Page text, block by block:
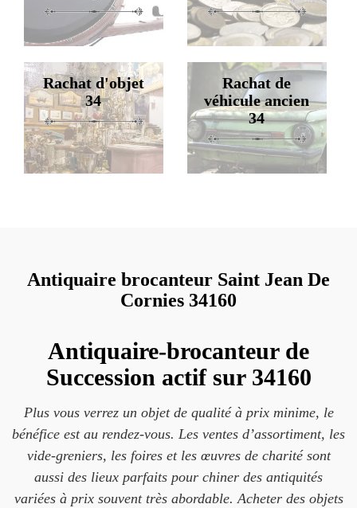
Rachat d'objet
34
Rachat de
véhicule ancien
34
Antiquaire brocanteur Saint Jean De
Cornies 34160
Antiquaire-brocanteur de
Succession actif sur 34160
Plus vous verrez un objet de qualité à prix minime, le
bénéfice est au rendez-vous. Les ventes d’assortiment, les
vide-greniers, les foires et les œuvres de charité sont
aussi des lieux parfaits pour chiner des antiquités
variées à prix souvent très abordable. Acheter des objets